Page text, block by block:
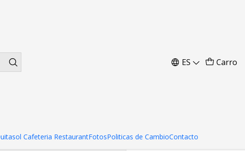
ES Carro
Cafeteria RestaurantFotosPoliticas de CambioContacto